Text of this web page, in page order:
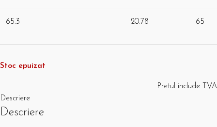
65.3 20.78 65
Stoc epuizat
Pretul include TVA
Descriere
Descriere